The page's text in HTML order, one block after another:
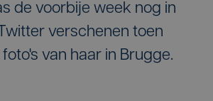
de voorbije week nog in
verschenen toen
van haar in Brugge.